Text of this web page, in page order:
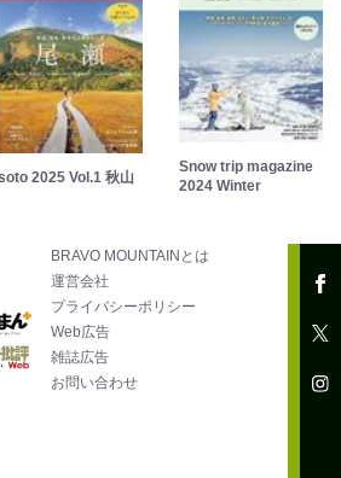
2025 Vol.1 秋山
Snow trip magazine
2024 Winter
BRAVO MOUNTAINとは
運営会社
プライバシーポリシー
Web広告
雑誌広告
お問い合わせ